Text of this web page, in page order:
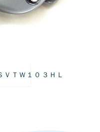
ＶＴＷ１０３ＨＬ